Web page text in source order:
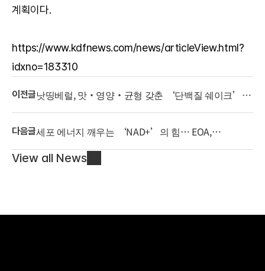
계획이다.
https://www.kdfnews.com/news/articleView.html?
idxno=183310
이전글낫띵베럴, 맛·영양·균형 갖춘 ‘단백질 쉐이크’
다음글세포 에너지 깨우는 ‘NAD+’의 힘… EOA,
View all News